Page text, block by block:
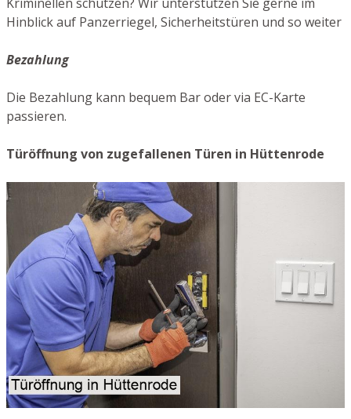
Hinblick auf Panzerriegel, Sicherheitstüren und so weiter
Bezahlung
Die Bezahlung kann bequem Bar oder via EC-Karte
passieren.
Türöffnung von zugefallenen Türen in Hüttenrode